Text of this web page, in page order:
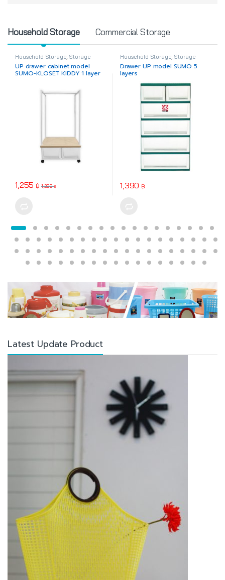
Product Carousel Tabs
Household Storage Commercial Storage
Household Storage, Storage
Drawer
UP drawer cabinet model
SUMO-KLOSET KIDDY 1 layer
1,255 ฿ 1,290฿
Household Storage, Storage
Drawer UP model SUMO 5
layers
1,390 ฿
This product has multiple
Latest Update Product